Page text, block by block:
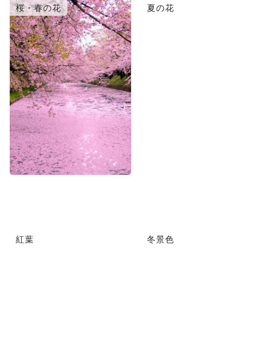
桜・春の花 夏の花
紅葉 冬景色